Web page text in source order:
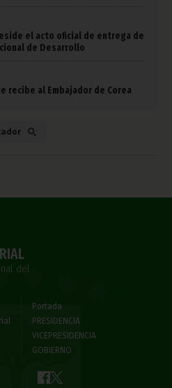
el acto oficial de entrega de
de Desarrollo
recibe al Embajador de Corea
del
Portada
PRESIDENCIA
VICEPRESIDENCIA
GOBIERNO